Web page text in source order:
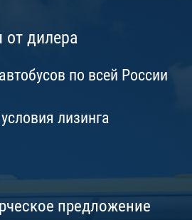
дилера
по всей России
лизинга
предложение